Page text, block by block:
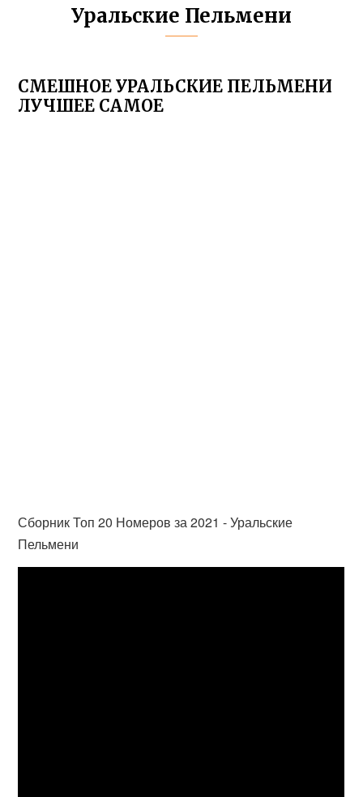
Уральские Пельмени
СМЕШНОЕ УРАЛЬСКИЕ ПЕЛЬМЕНИ
ЛУЧШЕЕ САМОЕ
Сборник Топ 20 Номеров за 2021 - Уральские
Пельмени